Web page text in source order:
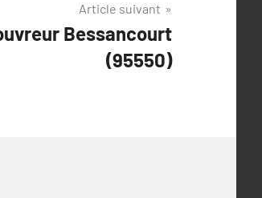
Article suivant
Bessancourt
(95550)